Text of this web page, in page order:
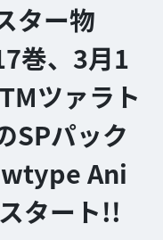
ター物
巻、3月1
ツァラト
SPパック
Ani
タート!!